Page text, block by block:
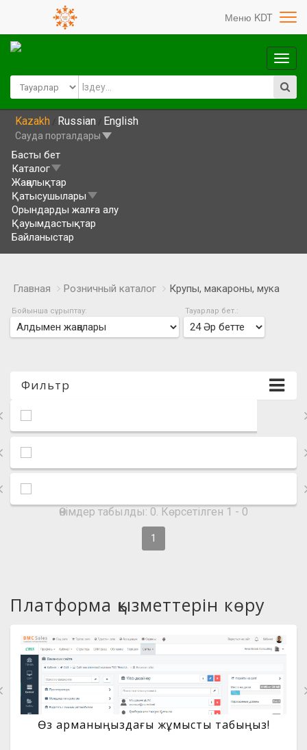
Меню KDT
меню
Kazakh / Russian / English
Сауда порталдары
Басты бет
Каталог
Жаңалықтар
Қатысушылары
Орындарды жалға алу
Қауымдастықтар
Байланыстар
Главная Розничный каталог Крупы, макароны, мука
Бойынша сұрыптау: Тауарлар бет.:
Фильтр
Өнімдер табылды: 0. Көрсетілген 1 - 0
1
Платформа қызметтерін көру
Өз арманыңыздағы жұмысты табыңыз!